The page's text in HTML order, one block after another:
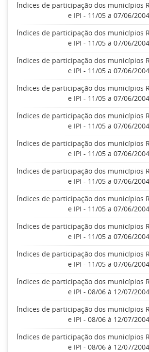
Índices de participação dos municípios
e IPI - 11/05 a 07/06/2004
Índices de participação dos municípios
e IPI - 11/05 a 07/06/2004
Índices de participação dos municípios
e IPI - 11/05 a 07/06/2004
Índices de participação dos municípios
e IPI - 11/05 a 07/06/2004
Índices de participação dos municípios
e IPI - 11/05 a 07/06/2004
Índices de participação dos municípios
e IPI - 11/05 a 07/06/2004
Índices de participação dos municípios
e IPI - 11/05 a 07/06/2004
Índices de participação dos municípios
e IPI - 11/05 a 07/06/2004
Índices de participação dos municípios
e IPI - 11/05 a 07/06/2004
Índices de participação dos municípios
e IPI - 11/05 a 07/06/2004
Índices de participação dos municípios
e IPI - 08/06 à 12/07/2004
Índices de participação dos municípios
e IPI - 08/06 à 12/07/2004
Índices de participação dos municípios
e IPI - 08/06 à 12/07/2004